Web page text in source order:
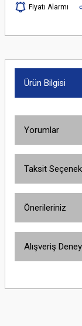
Fiyatı Alarmı
Ürün Bilgisi
Yorumlar
Taksit
Önerileriniz
yetersiz
Alışveriş